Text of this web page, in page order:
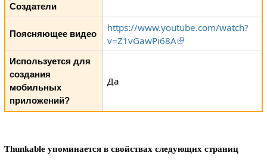
Создатели
Поясняющее видео
https://www.youtube.com/watch?
v=Z1vGawPi68A
Используется для
создания
мобильных
приложений?
Да
Thunkable упоминается в свойствах следующих страниц